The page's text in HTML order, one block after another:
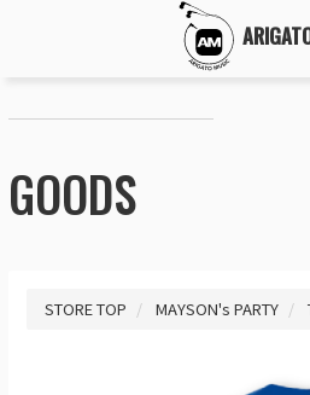
GOODS
STORE TOP MAYSON's PARTY